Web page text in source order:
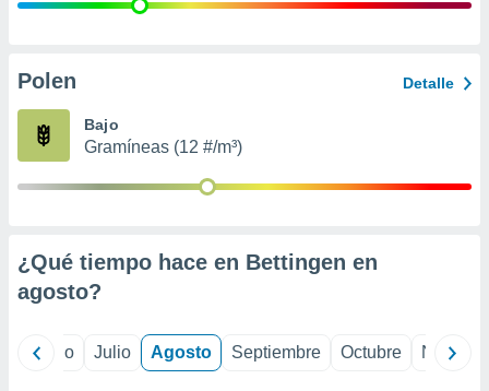
e
publicidad
Polen Detalle
Bajo
Gramíneas (12 #/m³)
¿Qué tiempo hace en Bettingen en
agosto?
Junio Julio Agosto Septiembre Octubre